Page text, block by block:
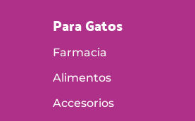
Para Gatos
Farmacia
Alimentos
Accesorios